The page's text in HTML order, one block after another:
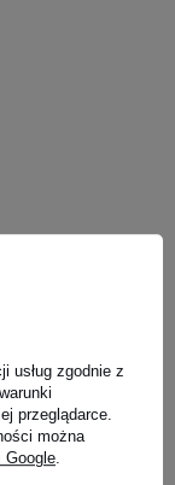
usług zgodnie z
przeglądarce.
można
Google.